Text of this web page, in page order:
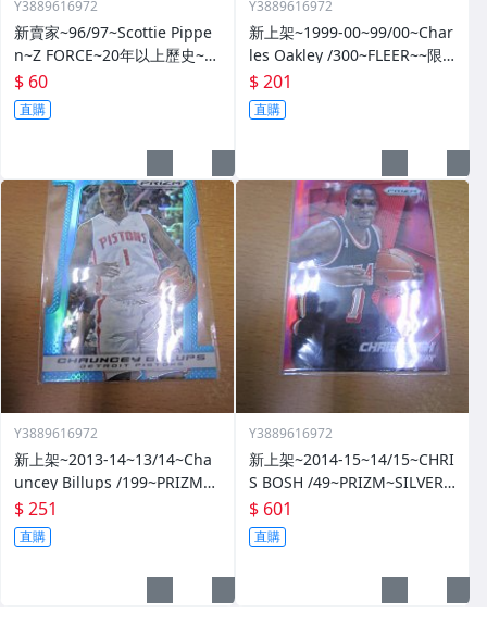
Y3889616972
新賣家~96/97~Scottie Pippe
n~Z FORCE~20年以上歷史~無
限量~
$ 60
直購
Y3889616972
新上架~1999-00~99/00~Char
les Oakley /300~FLEER~~限
量/300~1060114-1
$ 201
直購
Y3889616972
新上架~2013-14~13/14~Cha
uncey Billups /199~PRIZM~S
ILVER~藍亮~限量/199~10601
14-1
$ 251
直購
Y3889616972
新上架~2014-15~14/15~CHRI
S BOSH /49~PRIZM~SILVER~
紅亮~低限量/49~1060114-1
$ 601
直購